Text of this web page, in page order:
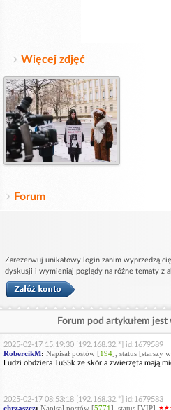
Więcej zdjęć
Forum
Zarezerwuj unikatowy login zanim wyprzedzą
dyskusji i wymieniaj poglądy na różne tematy z
Forum pod artykułem
2025-02-17 15:19:30 [192.168.32.*] id:1679589
RobercikM: Napisał postów [194], status [starszy
Ludzi obdziera TuSSk ze skór a zwierzęta mają
2025-02-17 08:53:18 [192.168.32.*] id:1679583
chrząszcz: Napisał postów [5771 ], status [VIP]